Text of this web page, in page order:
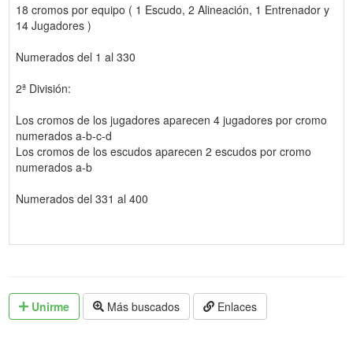
18 cromos por equipo ( 1 Escudo, 2 Alineación, 1 Entrenador y
14 Jugadores )
Numerados del 1 al 330
2ª División:
Los cromos de los jugadores aparecen 4 jugadores por cromo
numerados a-b-c-d
Los cromos de los escudos aparecen 2 escudos por cromo
numerados a-b
Numerados del 331 al 400
Unirme Más buscados Enlaces